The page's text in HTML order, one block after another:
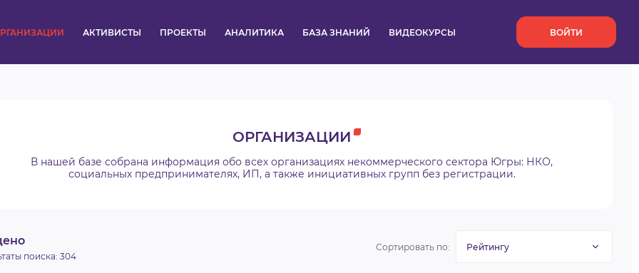
АКТИВИСТЫ ПРОЕКТЫ АНАЛИТИКА БАЗА ЗНАНИЙ ВИДЕОКУРСЫ ВОЙТИ
ОРГАНИЗАЦИИ
АНАЛИТИКА
ОРГАНИЗАЦИИ
В нашей базе собрана информация обо всех организациях некоммерческого сектора Югры: НКО,
социальных предпринимателях, ИП, а также инициативных групп без регистрации.
поиска: 304
Сортировать по: